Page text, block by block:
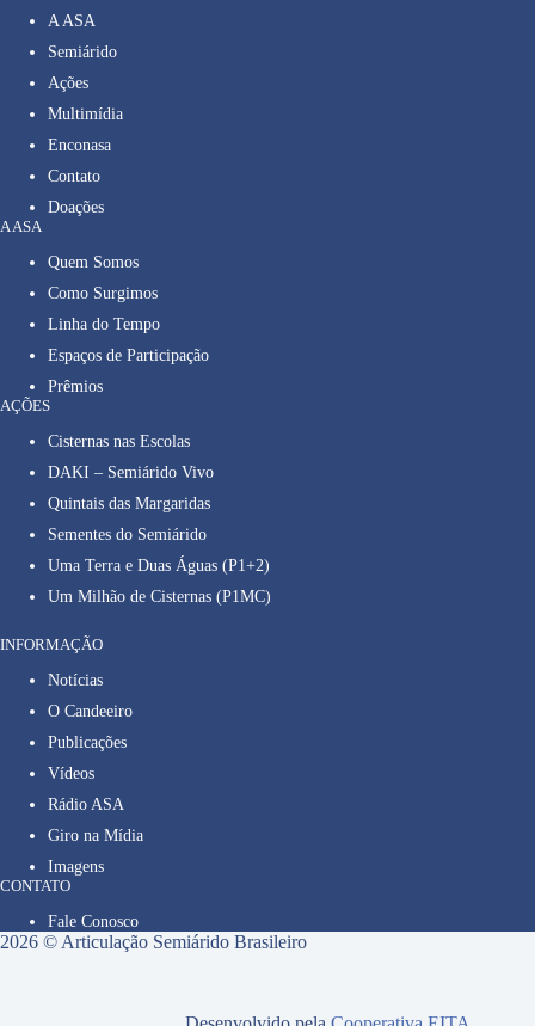
A ASA
Semiárido
Ações
Multimídia
Enconasa
Contato
Doações
A ASA
Quem Somos
Como Surgimos
Linha do Tempo
Espaços de Participação
Prêmios
AÇÕES
Cisternas nas Escolas
DAKI – Semiárido Vivo
Quintais das Margaridas
Sementes do Semiárido
Uma Terra e Duas Águas (P1+2)
Um Milhão de Cisternas (P1MC)
INFORMAÇÃO
Notícias
O Candeeiro
Publicações
Vídeos
Rádio ASA
Giro na Mídia
Imagens
CONTATO
Fale Conosco
2026 © Articulação Semiárido Brasileiro